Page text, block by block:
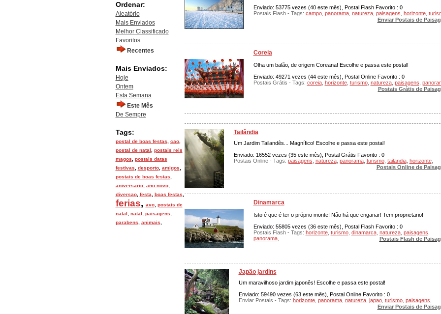
Ordenar:
Aleatório
Mais Enviados
Melhor Classificado
Favoritos
Recentes
Mais Enviados:
Hoje
Ontem
Esta Semana
Este Mês
De Sempre
Tags:
postal de boas festas cao,
postal de natal
postais reis
magos
postais datas
festivas
desporto, amigos
postais de boas festas
aniversario, ano novo,
diversao, festa boas festas
ferias, avo, postais de
natal
natal paisagens
parabens
animais
Enviado: 53775 vezes (40 este mês), Postal Flash Favorito : 0
Postais Flash - Tags: campo, panorama, natureza, paisagens horizonte,
Enviar Postais de
Coreia
Olha um balão, de origem Coreana! Escolhe e passa este postal!
Enviado: 49271 vezes (44 este mês), Postal Online Favorito : 0
Postais Grátis - Tags: coreia, horizonte, turismo, natureza, paisagens
Postais Grátis de
Tailândia
Um Jardim Tailandês... Magnífico! Escolhe e passa este postal!
Enviado: 16552 vezes (35 este mês), Postal Grátis Favorito : 0
Postais Online - Tags: paisagens natureza, panorama, turismo, tailandia, horizonte,
Postais Online de
Dinamarca
Isto é que é ter o próprio monte! Não há que enganar! Tem proprietario!
Enviado: 55805 vezes (36 este mês), Postal Flash Favorito : 0
Postais Flash - Tags: horizonte, turismo, dinamarca, natureza, paisagens
panorama, Postais Flash de
Japão jardins
Um maravilhoso jardim japonês! Escolhe e passa este postal!
Enviado: 59490 vezes (63 este mês), Postal Online Favorito : 0
Enviar Postais - Tags: horizonte, panorama, natureza, japao, turismo, paisagens
Enviar Postais de